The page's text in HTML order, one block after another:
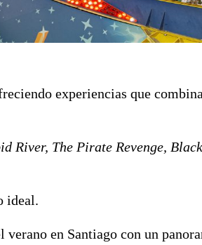
experiencias que
River, The Pirate Revenge,
ideal.
en Santiago con un